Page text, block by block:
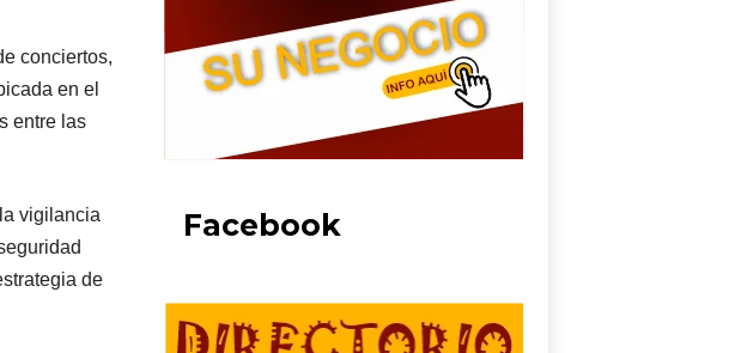
conciertos,
en el
entre las
vigilancia
de
Facebook